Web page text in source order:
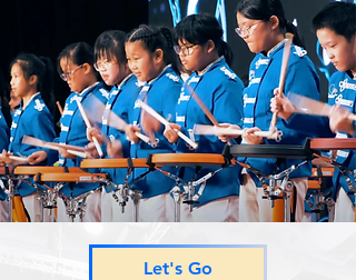
Let's Go